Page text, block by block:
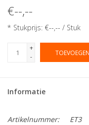
€--,--
* Stukprijs: €--,-- / Stuk
+
-
Informatie
Artikelnummer:
ET3